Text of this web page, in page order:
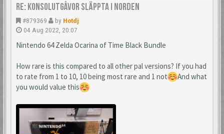
Re: Konsolutgåvor släppta i Norden
#879369 by Hotdj
04 Aug 2022, 20:07
Nintendo 64 Zelda Ocarina of Time Black Bundle
How rare is this compared to all other pal versions? If you had
to rate from 1 to 10, 10 being most rare and 1 not
And what
you would value this